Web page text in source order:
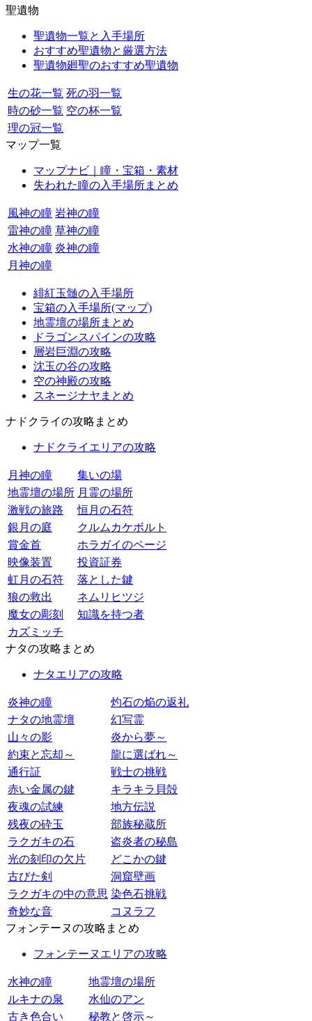
聖遺物
聖遺物一覧と入手場所
おすすめ聖遺物と厳選方法
聖遺物廻聖のおすすめ聖遺物
生の花一覧 死の羽一覧
時の砂一覧 空の杯一覧
理の冠一覧
マップ一覧
マップナビ｜瞳・宝箱・素材
失われた瞳の入手場所まとめ
風神の瞳 岩神の瞳
雷神の瞳 草神の瞳
水神の瞳 炎神の瞳
月神の瞳
緋紅玉髄の入手場所
宝箱の入手場所(マップ)
地霊壇の場所まとめ
ドラゴンスパインの攻略
層岩巨淵の攻略
沈玉の谷の攻略
空の神殿の攻略
スネージナヤまとめ
ナドクライの攻略まとめ
ナドクライエリアの攻略
月神の瞳
集いの場
地霊壇の場所 月霊の場所
激戦の旅路
恒月の石符
銀月の庭
クルムカケボルト
賞金首
ホラガイのページ
映像装置
投資証券
虹月の石符
落とした鍵
狼の救出
ネムリヒツジ
魔女の彫刻
知識を持つ者
カズミッチ
ナタの攻略まとめ
ナタエリアの攻略
炎神の瞳
灼石の焔の返礼
ナタの地霊壇
幻写霊
山々の影
炎から夢～
約束と忘却～
龍に選ばれ～
通行証
戦士の挑戦
赤い金属の鍵
キラキラ貝殻
夜魂の試練
地方伝説
残夜の砕玉
部族秘蔵所
ラクガキの石
盗炎者の秘島
光の刻印の欠片
どこかの鍵
古びた剣
洞窟壁画
ラクガキの中の意思 染色石挑戦
奇妙な音
コヌラフ
フォンテーヌの攻略まとめ
フォンテーヌエリアの攻略
水神の瞳
地霊壇の場所
ルキナの泉
水仙のアン
古き色合い
秘教と啓示～